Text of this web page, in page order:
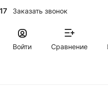
Заказать звонок
Войти Сравнение